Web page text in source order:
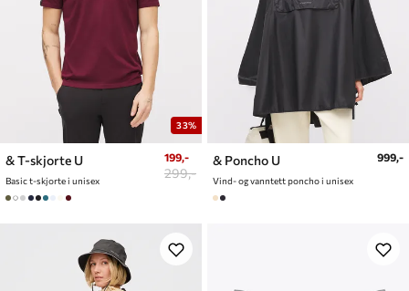
33%
& T-skjorte U
Basic t-skjorte i unisex
199,-
299,-
& Poncho U
Vind- og vanntett poncho i unisex
999,-